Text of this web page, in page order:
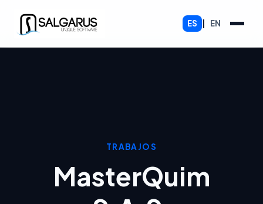
ES EN
TRABAJOS
MasterQuim